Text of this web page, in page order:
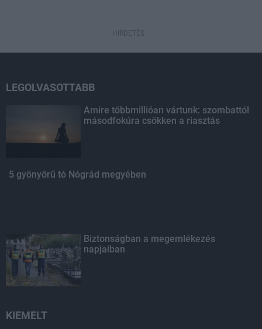
HIRDETÉS
LEGOLVASOTTABB
Amire többmillióan vártunk: szombattól
másodfokúra csökken a riasztás
5 gyönyörű tó Nógrád megyében
Biztonságban a megemlékezés
napjaiban
KIEMELT